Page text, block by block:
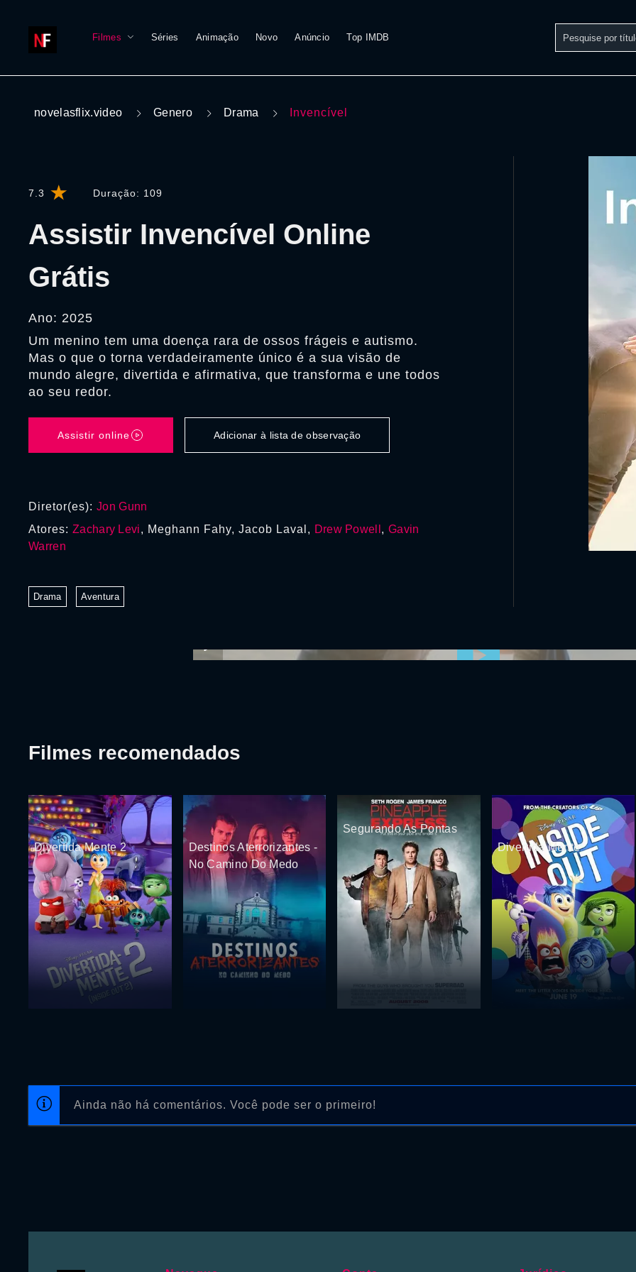
Filmes Séries Animação Novo Anúncio Top IMDB
novelasflix.video Genero Drama Invencível
7.3 Duração: 109
Assistir Invencível Online
Grátis
Ano: 2025
Um menino tem uma doença rara de ossos frágeis e autismo.
Mas o que o torna verdadeiramente único é a sua visão de
mundo alegre, divertida e afirmativa, que transforma e une todos
ao seu redor.
Assistir online Adicionar à lista de observação
Diretor(es): Jon Gunn
Atores: Zachary Levi, Meghann Fahy, Jacob Laval, Drew Powell , Gavin
Warren
Drama Aventura
Ainda não há comentários. Você pode ser o primeiro!
Filmes recomendados
Divertida Mente 2
Destinos Aterrorizantes -
No Camino Do Medo
Segurando As Pontas
Divertida Mente